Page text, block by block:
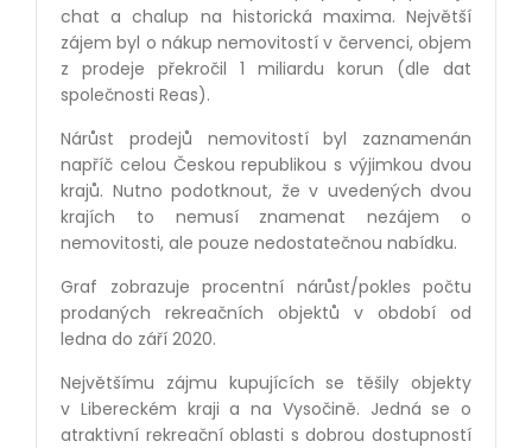
chat a chalup na historická maxima. Největší
zájem byl o nákup nemovitostí v červenci, objem
z prodeje překročil 1 miliardu korun (dle dat
společnosti Reas).
Nárůst prodejů nemovitostí byl zaznamenán
napříč celou Českou republikou s výjimkou dvou
krajů. Nutno podotknout, že v uvedených dvou
krajích to nemusí znamenat nezájem o
nemovitosti, ale pouze nedostatečnou nabídku.
Graf zobrazuje procentní nárůst/pokles počtu
prodaných rekreačních objektů v období od
ledna do září 2020.
Největšímu zájmu kupujících se těšily objekty
v Libereckém kraji a na Vysočině. Jedná se o
atraktivní rekreační oblasti s dobrou dostupností